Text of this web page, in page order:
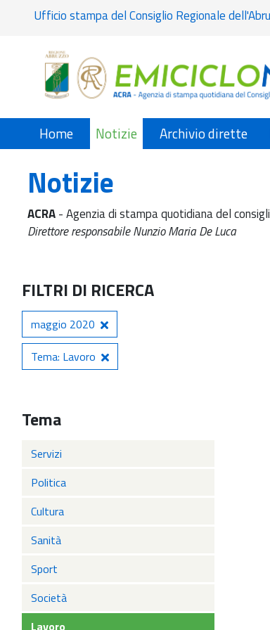
Ufficio stampa del Consiglio Regionale
Home Notizie Archivio dirette
Notizie
ACRA- Agenzia di stampa quotidiana del
Direttore responsabile Nunzio Maria De Luca
FILTRI DI RICERCA
maggio 2020
Tema: Lavoro
Tema
Servizi
Politica
Cultura
Sanità
Sport
Società
Lavoro